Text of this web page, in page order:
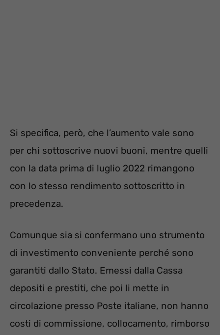
Si specifica, però, che l’aumento vale sono
per chi sottoscrive nuovi buoni, mentre quelli
con la data prima di luglio 2022 rimangono
con lo stesso rendimento sottoscritto in
precedenza.
Comunque sia si confermano uno strumento
di investimento conveniente perché sono
garantiti dallo Stato. Emessi dalla Cassa
depositi e prestiti, che poi li mette in
circolazione presso Poste italiane, non hanno
costi di commissione, collocamento, rimborso